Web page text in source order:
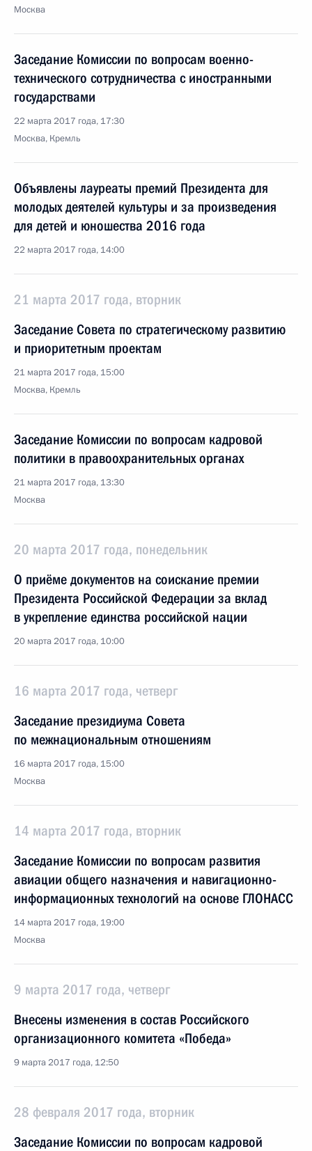
Москва
Заседание Комиссии по вопросам военно-
технического сотрудничества с иностранными
государствами
22 марта 2017 года, 17:30
Москва, Кремль
Объявлены лауреаты премий Президента для
молодых деятелей культуры и за произведения
для детей и юношества 2016 года
22 марта 2017 года, 14:00
21 марта 2017 года, вторник
Заседание Совета по стратегическому развитию
и приоритетным проектам
21 марта 2017 года, 15:00
Москва, Кремль
Заседание Комиссии по вопросам кадровой
политики в правоохранительных органах
21 марта 2017 года, 13:30
Москва
20 марта 2017 года, понедельник
О приёме документов на соискание премии
Президента Российской Федерации за вклад
в укрепление единства российской нации
20 марта 2017 года, 10:00
16 марта 2017 года, четверг
Заседание президиума Совета
по межнациональным отношениям
16 марта 2017 года, 15:00
Москва
14 марта 2017 года, вторник
Заседание Комиссии по вопросам развития
авиации общего назначения и навигационно-
информационных технологий на основе ГЛОНАСС
14 марта 2017 года, 19:00
Москва
9 марта 2017 года, четверг
Внесены изменения в состав Российского
организационного комитета «Победа»
9 марта 2017 года, 12:50
28 февраля 2017 года, вторник
Заседание Комиссии по вопросам кадровой